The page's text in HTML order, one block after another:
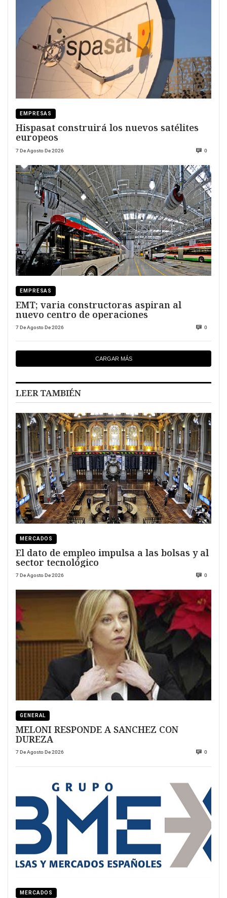
EMPRESAS
Hispasat construirá los nuevos satélites
europeos
7 De Agosto De 2026 0
EMPRESAS
EMT; varia constructoras aspiran al
nuevo centro de operaciones
7 De Agosto De 2026 0
CARGAR MÁS
LEER TAMBIÉN
MERCADOS
El dato de empleo impulsa a las bolsas y al
sector tecnológico
7 De Agosto De 2026 0
GENERAL
MELONI RESPONDE A SANCHEZ CON
DUREZA
7 De Agosto De 2026 0
MERCADOS